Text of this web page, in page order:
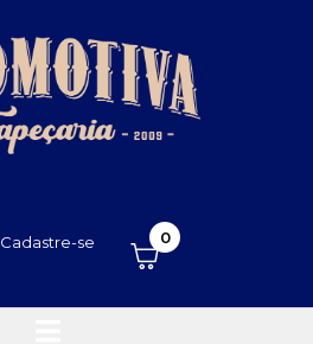
Cadastre-se 0